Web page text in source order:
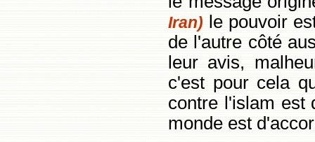
Iran) le pouvoir
de l'autre côté
leur avis,
c'est pour cela
contre l'islam est
monde est